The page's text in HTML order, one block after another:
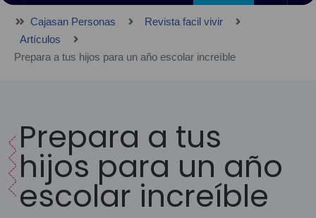
Cajasan Personas
Revista facil vivir
Artículos
Prepara a tus hijos para un año escolar increíble
Prepara a tus
hijos para un año
escolar increíble